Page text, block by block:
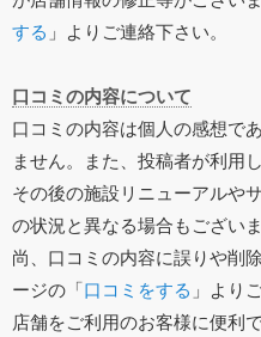
する 」よりご連絡下さい。
口コミの内容について
口コミの内容は個人の感想で
ません。また、投稿者が利用
その後の施設リニューアルや
の状況と異なる場合もござい
尚、口コミの内容に誤りや削
ージの「口コミをする 」より
店舗をご利用のお客様に便利